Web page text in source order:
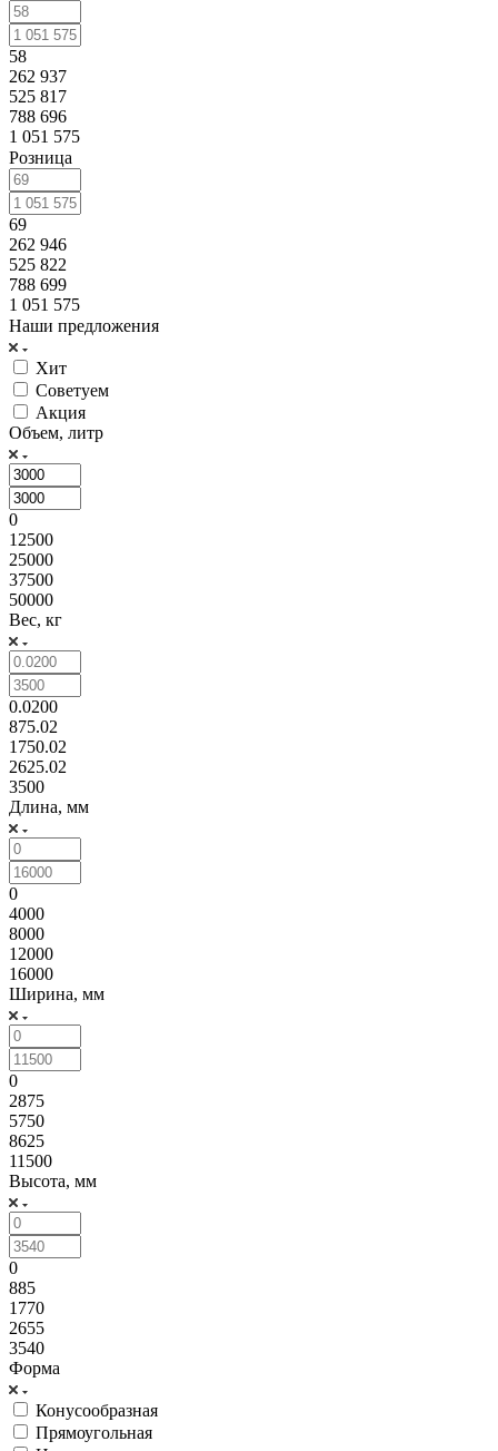
58
262 937
525 817
788 696
1 051 575
Розница
69
262 946
525 822
788 699
1 051 575
Наши предложения
Хит
Советуем
Акция
Объем, литр
0
12500
25000
37500
50000
Вес, кг
0.0200
875.02
1750.02
2625.02
3500
Длина, мм
0
4000
8000
12000
16000
Ширина, мм
0
2875
5750
8625
11500
Высота, мм
0
885
1770
2655
3540
Форма
Конусообразная
Прямоугольная